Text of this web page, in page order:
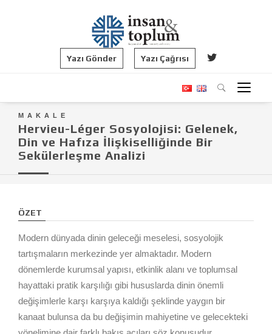
Yazı Gönder Yazı Çağrısı
MAKALE
Hervieu-Léger Sosyolojisi: Gelenek,
Din ve Hafıza İlişkiselliğinde Bir
Sekülerleşme Analizi
ÖZET
Modern dünyada dinin geleceği meselesi, sosyolojik
tartışmaların merkezinde yer almaktadır. Modern
dönemlerde kurumsal yapısı, etkinlik alanı ve toplumsal
hayattaki pratik karşılığı gibi hususlarda dinin önemli
değişimlerle karşı karşıya kaldığı şeklinde yaygın bir
kanaat bulunsa da bu değişimin mahiyetine ve gelecekteki